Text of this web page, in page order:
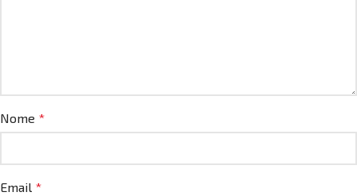
Nome *
Email *